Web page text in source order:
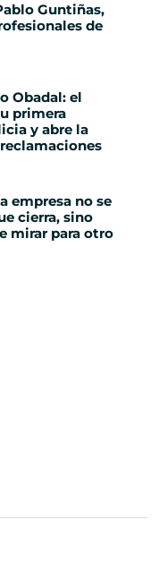
Guntiñas,
de
Obadal: el
primera
y abre la
empresa no se
cierra, sino
mirar para otro